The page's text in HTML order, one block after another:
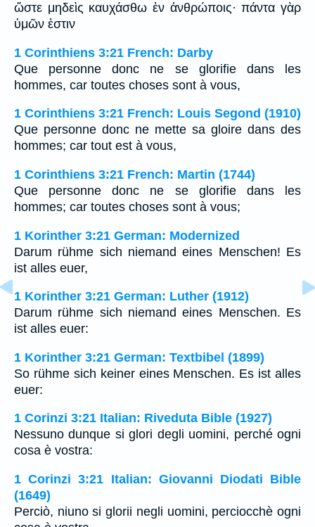
ὥστε μηδεὶς καυχάσθω ἐν ἀνθρώποις· πάντα γὰρ
ὑμῶν ἐστιν
1 Corinthiens 3:21 French: Darby
Que personne donc ne se glorifie dans les
hommes, car toutes choses sont à vous,
1 Corinthiens 3:21 French: Louis Segond (1910)
Que personne donc ne mette sa gloire dans des
hommes; car tout est à vous,
1 Corinthiens 3:21 French: Martin (1744)
Que personne donc ne se glorifie dans les
hommes; car toutes choses sont à vous;
1 Korinther 3:21 German: Modernized
Darum rühme sich niemand eines Menschen! Es
ist alles euer,
1 Korinther 3:21 German: Luther (1912)
Darum rühme sich niemand eines Menschen. Es
ist alles euer:
1 Korinther 3:21 German: Textbibel (1899)
So rühme sich keiner eines Menschen. Es ist alles
euer:
1 Corinzi 3:21 Italian: Riveduta Bible (1927)
Nessuno dunque si glori degli uomini, perché ogni
cosa è vostra:
1 Corinzi 3:21 Italian: Giovanni Diodati Bible
(1649)
Perciò, niuno si glorii negli uomini, perciocchè ogni